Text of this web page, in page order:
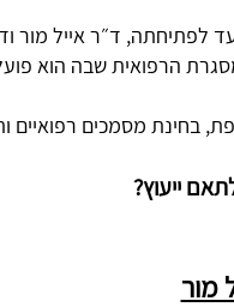
ד״ר אייל מור
הרפואית שבה הוא
בחינת מסמכים רפואיים
ייעוץ?
מור